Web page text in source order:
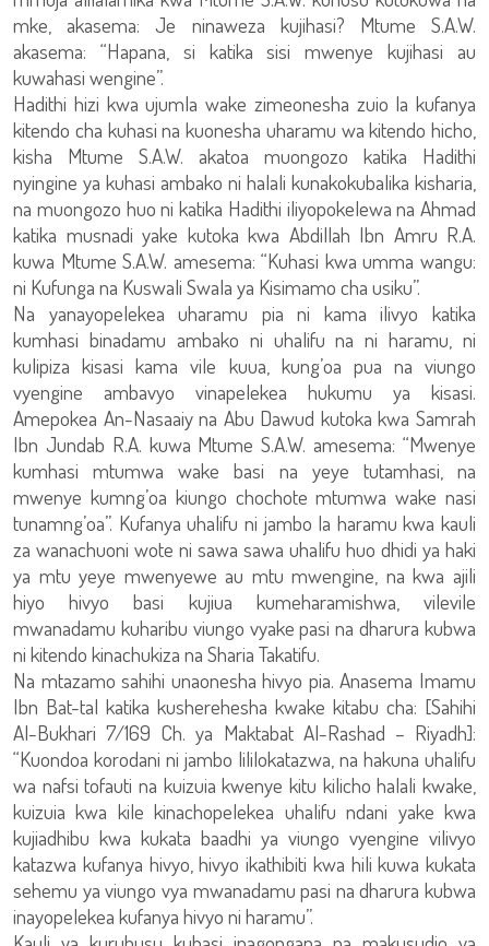
mke, akasema: Je ninaweza kujihasi? Mtume S.A.W.
akasema: “Hapana, si katika sisi mwenye kujihasi au
kuwahasi wengine”.
Hadithi hizi kwa ujumla wake zimeonesha zuio la kufanya
kitendo cha kuhasi na kuonesha uharamu wa kitendo hicho,
kisha Mtume S.A.W. akatoa muongozo katika Hadithi
nyingine ya kuhasi ambako ni halali kunakokubalika kisharia,
na muongozo huo ni katika Hadithi iliyopokelewa na Ahmad
katika musnadi yake kutoka kwa Abdillah Ibn Amru R.A.
kuwa Mtume S.A.W. amesema: “Kuhasi kwa umma wangu:
ni Kufunga na Kuswali Swala ya Kisimamo cha usiku”.
Na yanayopelekea uharamu pia ni kama ilivyo katika
kumhasi binadamu ambako ni uhalifu na ni haramu, ni
kulipiza kisasi kama vile kuua, kung’oa pua na viungo
vyengine ambavyo vinapelekea hukumu ya kisasi.
Amepokea An-Nasaaiy na Abu Dawud kutoka kwa Samrah
Ibn Jundab R.A. kuwa Mtume S.A.W. amesema: “Mwenye
kumhasi mtumwa wake basi na yeye tutamhasi, na
mwenye kumng’oa kiungo chochote mtumwa wake nasi
tunamng’oa”. Kufanya uhalifu ni jambo la haramu kwa kauli
za wanachuoni wote ni sawa sawa uhalifu huo dhidi ya haki
ya mtu yeye mwenyewe au mtu mwengine, na kwa ajili
hiyo hivyo basi kujiua kumeharamishwa, vilevile
mwanadamu kuharibu viungo vyake pasi na dharura kubwa
ni kitendo kinachukiza na Sharia Takatifu.
Na mtazamo sahihi unaonesha hivyo pia. Anasema Imamu
Ibn Bat-tal katika kusherehesha kwake kitabu cha: [Sahihi
Al-Bukhari 7/169 Ch. ya Maktabat Al-Rashad – Riyadh]:
“Kuondoa korodani ni jambo lililokatazwa, na hakuna uhalifu
wa nafsi tofauti na kuizuia kwenye kitu kilicho halali kwake,
kuizuia kwa kile kinachopelekea uhalifu ndani yake kwa
kujiadhibu kwa kukata baadhi ya viungo vyengine vilivyo
katazwa kufanya hivyo, hivyo ikathibiti kwa hili kuwa kukata
sehemu ya viungo vya mwanadamu pasi na dharura kubwa
inayopelekea kufanya hivyo ni haramu”.